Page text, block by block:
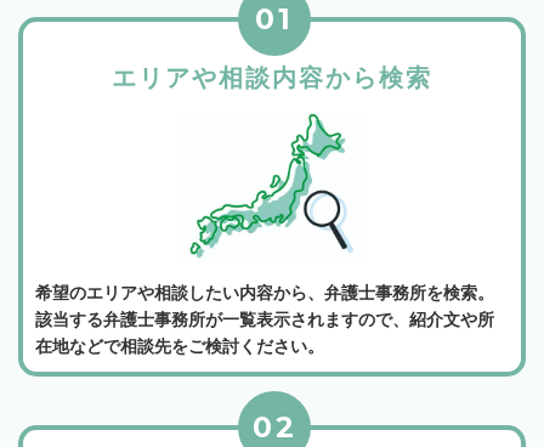
エリアや相談内容から検索
01
希望のエリアや相談したい内容から、弁護士事務所を検索。
該当する弁護士事務所が一覧表示されますので、紹介文や所
在地などで相談先をご検討ください。
02